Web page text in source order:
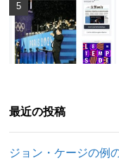
最近の投稿
ジョン・ケージの例